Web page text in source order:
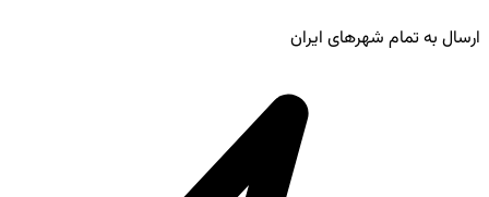
ارسال به تمام شهرهای ایران